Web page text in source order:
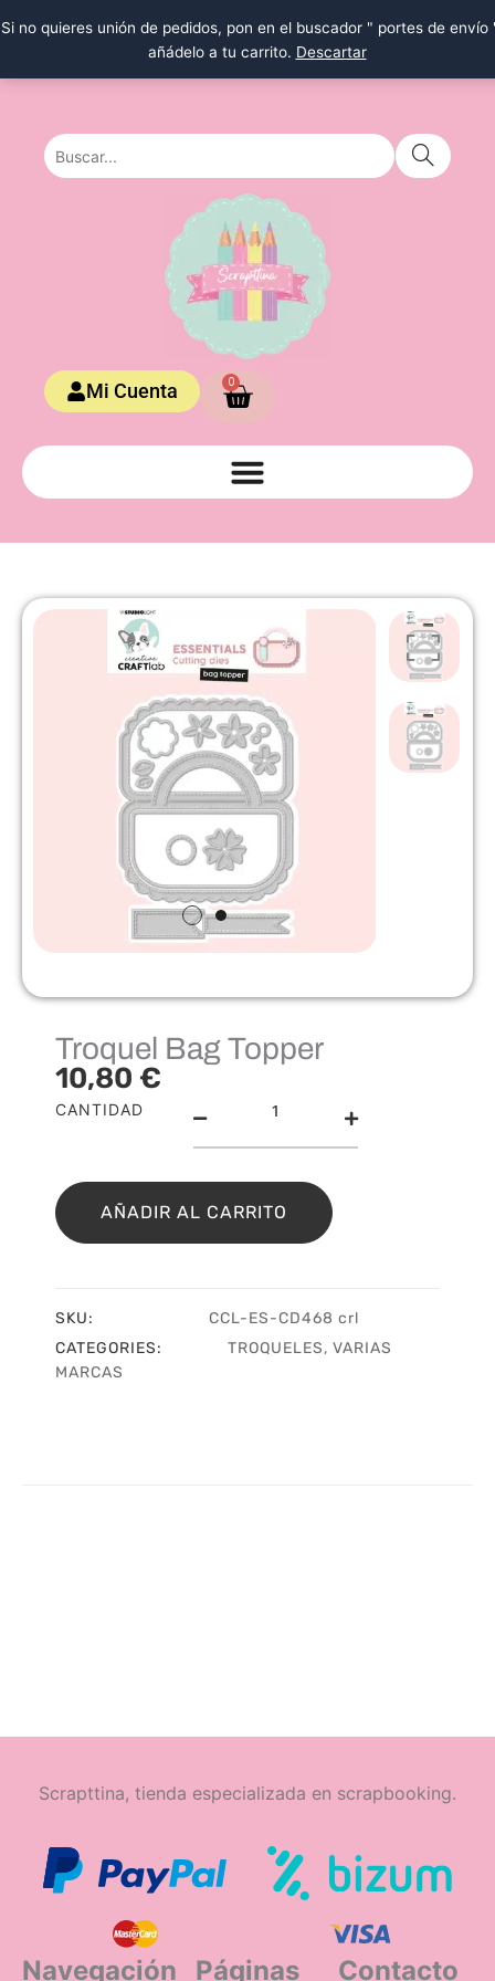
Si no quieres unión de pedidos, pon en el buscador " portes de envío
añádelo a tu carrito. Descartar
al
Mi Cuenta 0
Carrito
Troquel Bag Topper
10,80 €
CANTIDAD
Troquel
Topper
AÑADIR AL CARRITO
SKU:
CCL-ES-CD468 crl
CATEGORIES:
TROQUELES, VARIAS
MARCAS
Scrapttina, tienda especializada en scrapbooking.
Navegación Páginas Contacto